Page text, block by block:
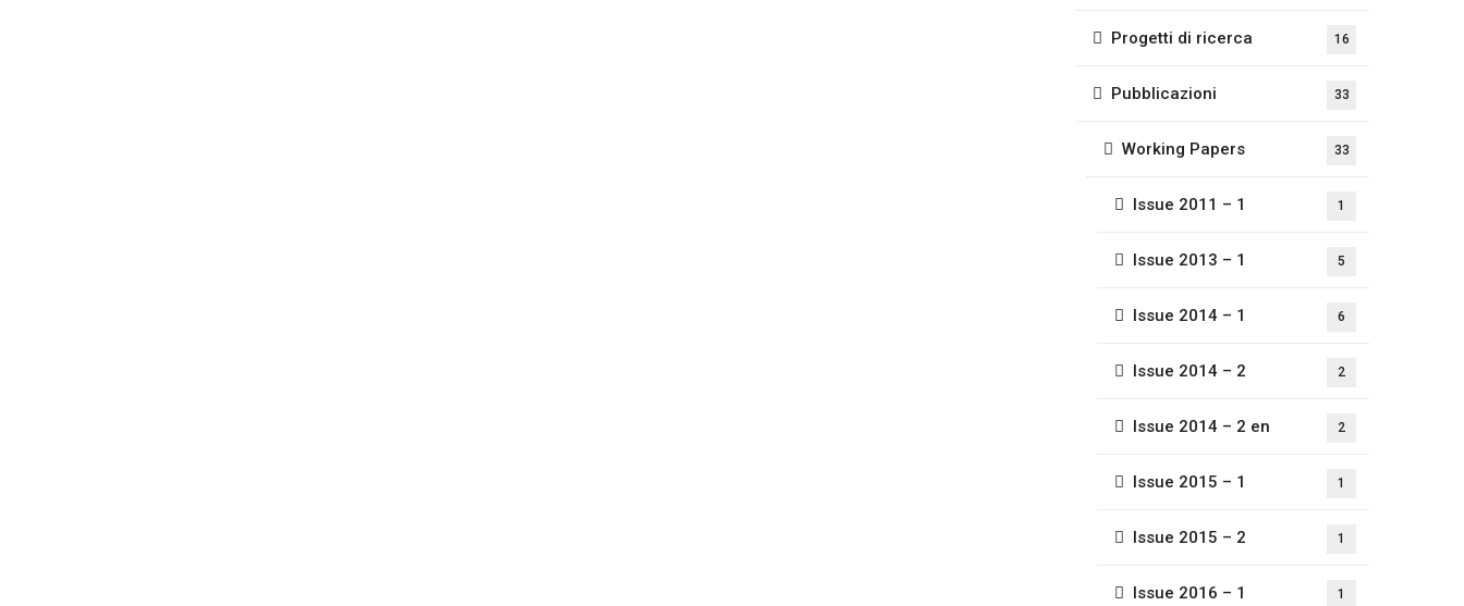
Progetti di ricerca 16
Pubblicazioni 33
Working Papers 33
Issue 2011 – 1 1
Issue 2013 – 1 5
Issue 2014 – 1 6
Issue 2014 – 2 2
Issue 2014 – 2 en 2
Issue 2015 – 1 1
Issue 2015 – 2 1
Issue 2016 – 1 1